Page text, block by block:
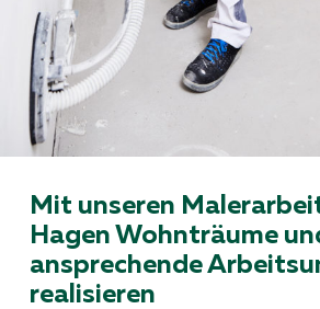
Mit unseren
Hagen Wohnträume
ansprechende
realisieren